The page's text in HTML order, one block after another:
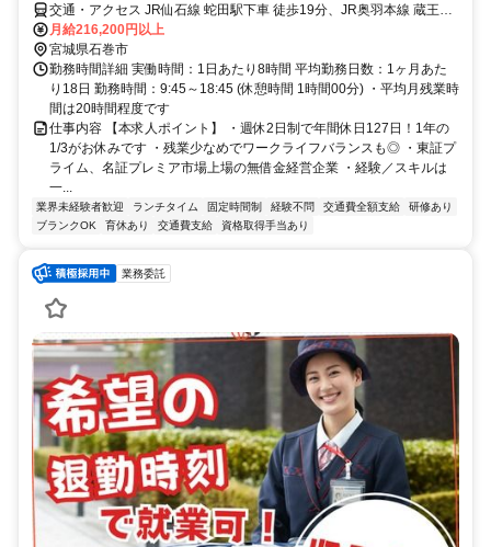
交通・アクセス JR仙石線 蛇田駅下車 徒歩19分、JR奥羽本線 蔵王下
車 徒歩14分
月給216,200円以上
宮城県石巻市
勤務時間詳細 実働時間：1日あたり8時間 平均勤務日数：1ヶ月あた
り18日 勤務時間：9:45～18:45 (休憩時間 1時間00分) ・平均月残業時
間は20時間程度です
仕事内容 【本求人ポイント】 ・週休2日制で年間休日127日！1年の
1/3がお休みです ・残業少なめでワークライフバランスも◎ ・東証プ
ライム、名証プレミア市場上場の無借金経営企業 ・経験／スキルは
一...
業界未経験者歓迎 ランチタイム 固定時間制 経験不問 交通費全額支給
研修あり
ブランクOK
育休あり 交通費支給 資格取得手当あり
業務委託